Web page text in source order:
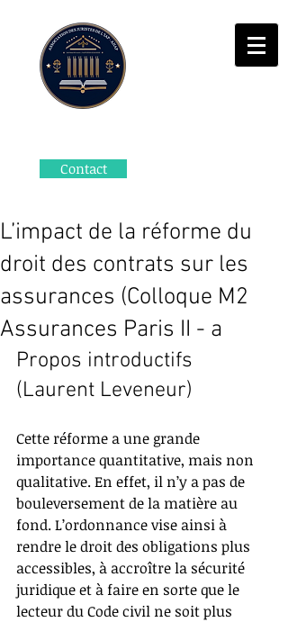
Contact
L’impact de la réforme du
droit des contrats sur les
assurances (Colloque M2
Assurances Paris II - a
Propos introductifs
(Laurent Leveneur)
Cette réforme a une grande
importance quantitative, mais non
qualitative. En effet, il n’y a pas de
bouleversement de la matière au
fond. L’ordonnance vise ainsi à
rendre le droit des obligations plus
accessibles, à accroître la sécurité
juridique et à faire en sorte que le
lecteur du Code civil ne soit plus